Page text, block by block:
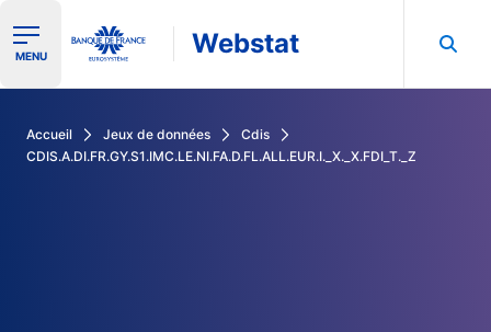
Ouvrir le menu de navigation
MENU Webstat
Accueil Jeux de données
Cdis
CDIS.A.DI.FR.GY.S1.IMC.LE.NI.FA.D.FL.ALL.EUR.I._X._X.FDI_T._Z